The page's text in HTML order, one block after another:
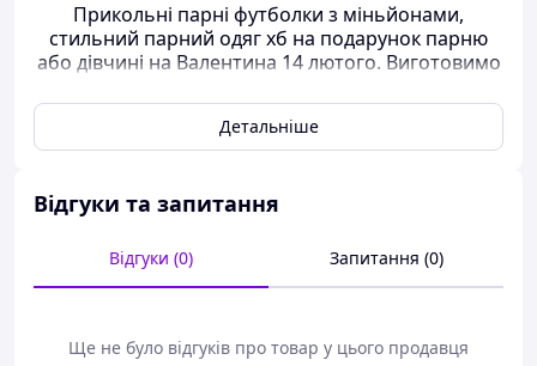
Прикольні парні футболки з міньйонами,
стильний парний одяг хб на подарунок парню
або дівчині на Валентина 14 лютого. Виготовимо
Ми друкуємо парні футболки на замовлення за
мінімальною передоплатою 200 грн.Решта грошей
Ми виготовляємо футболки для закоханих виключно під
клієнта впродовж 1 день і оперативно відправляємо в
будь-яке місто України. Відправки робимо через Нову
пошту, УКРПОТУ, JUSTIN, Meest Express. Великий вибір
парних футболок для закоханих. Після замовлення вам
деталей відправлення.
Детальніше
Відгуки та запитання
Відгуки (0) Запитання (0)
Ще не було відгуків про товар у цього продавця